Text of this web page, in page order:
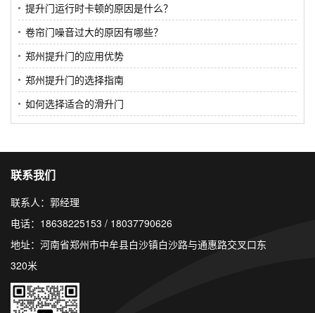
提升门运行时卡顿的原因是什么？
卷帘门噪音过大的原因有哪些？
郑州提升门的应用优势
郑州提升门的选择指南
如何选择适合的滑升门
联系我们
联系人：郭经理
电话：18638225153 / 18037790626
地址：河南省郑州市中牟县白沙镇白沙路与通惠路交叉口东
320米